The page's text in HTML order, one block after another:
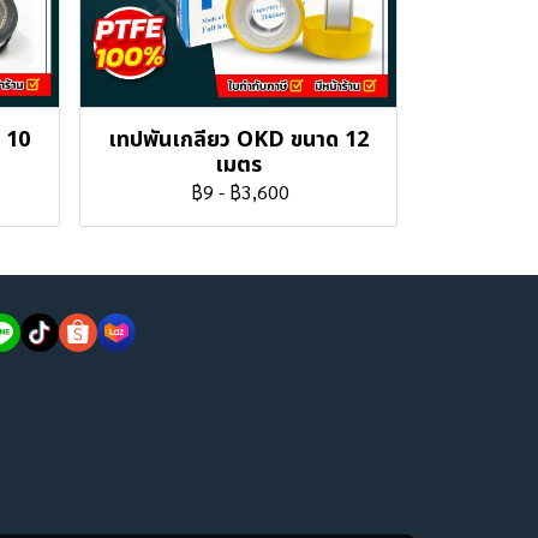
เทปพันเกลียว OKD ขนาด 12
เมตร
฿9 - ฿3,600